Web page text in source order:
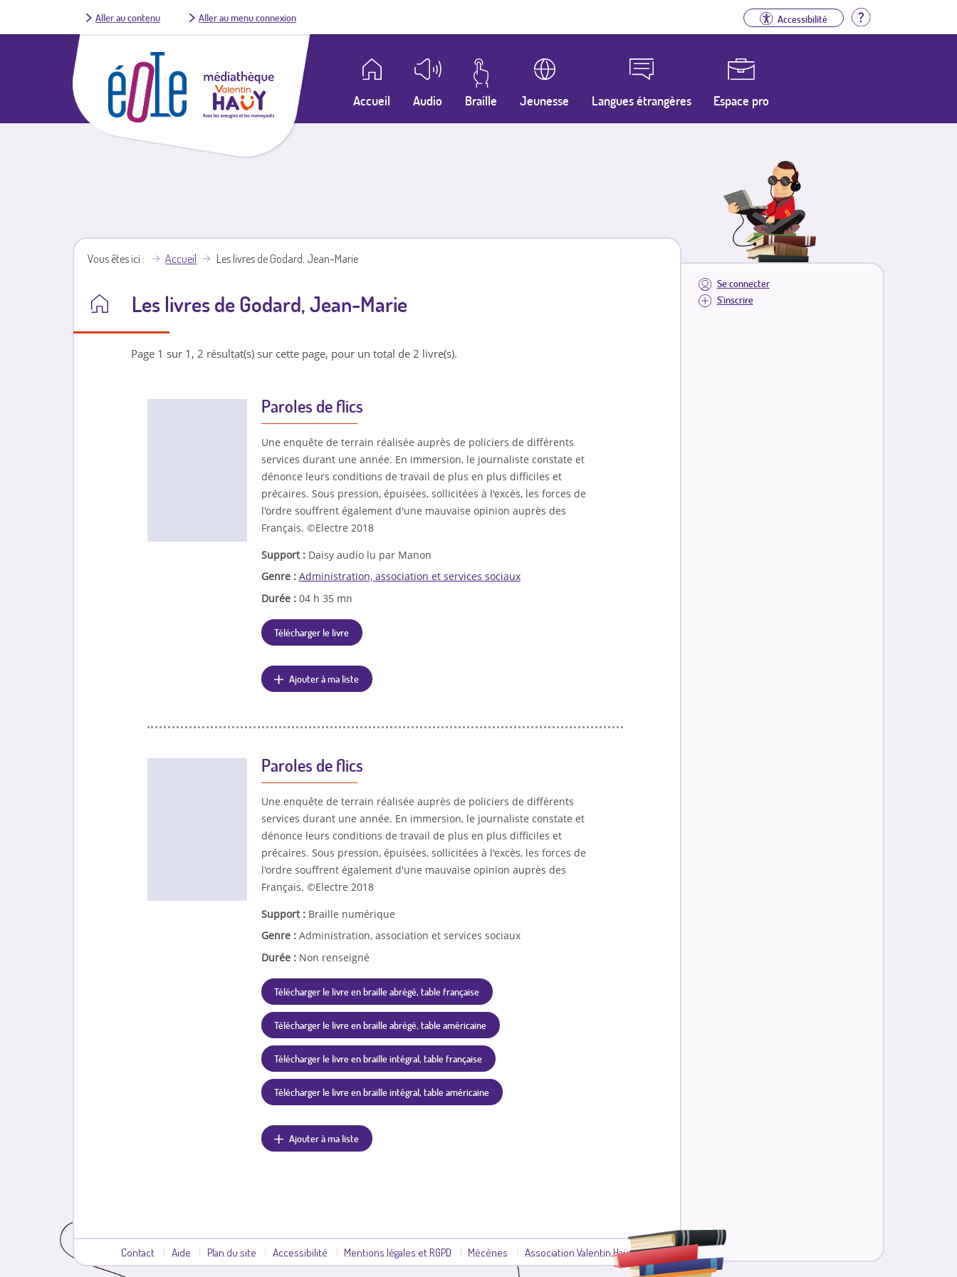
Aller au contenu Aller au menu connexion Accessibilité Aide
Accueil Audio Braille Jeunesse Langues étrangères Espace pro
Se connecter
S'inscrire
Vous êtes ici Accueil Les livres de Godard, Jean-Marie
Les livres de Godard, Jean-Marie
Page 1 sur 1, 2 résultat(s) sur cette page, pour un total de 2 livre(s).
Paroles de flics
Une enquête de terrain réalisée auprès de policiers de différents
services durant une année. En immersion, le journaliste constate et
dénonce leurs conditions de travail de plus en plus difficiles et
précaires. Sous pression, épuisées, sollicitées à l'excès, les forces de
l'ordre souffrent également d'une mauvaise opinion auprès des
Français. ©Electre 2018
Support : Daisy audio lu par Manon
Genre : Administration, association et services sociaux
Durée : 04 h 35 mn
Télécharger le livre
Ajouter à ma liste
Paroles de flics
Une enquête de terrain réalisée auprès de policiers de différents
services durant une année. En immersion, le journaliste constate et
dénonce leurs conditions de travail de plus en plus difficiles et
précaires. Sous pression, épuisées, sollicitées à l'excès, les forces de
l'ordre souffrent également d'une mauvaise opinion auprès des
Français. ©Electre 2018
Support : Braille numérique
Genre : Administration, association et services sociaux
Durée : Non renseigné
Télécharger le livre en braille abrégé, table française
Télécharger le livre en braille abrégé, table américaine
Télécharger le livre en braille intégral, table française
Télécharger le livre en braille intégral, table américaine
Ajouter à ma liste
Contact Aide Plan du site Accessibilité Mentions légales et RGPD Mécènes Association Valentin Haüy